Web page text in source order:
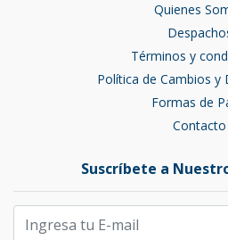
Quienes
Términos y
Política de Cambios y
Formas de
Contacto
Suscríbete a